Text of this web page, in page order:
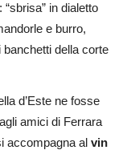
in dialetto
e burro,
della corte
d’Este ne fosse
amici di Ferrara
accompagna al vin